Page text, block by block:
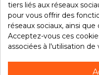
NOS PRODUITS
VOTRE COMPTE
tiers liés aux réseaux
pour vous offrir des
réseaux sociaux, ainsi
Acceptez-vous ces
associées à l'utilisation